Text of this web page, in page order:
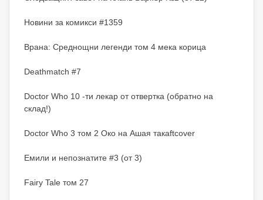
Новини за комикси #1359
Врана: Среднощни легенди том 4 мека корица
Deathmatch #7
Doctor Who 10 -ти лекар от отвертка (обратно на
склад!)
Doctor Who 3 том 2 Око на Ашая такаftcover
Емили и непознатите #3 (от 3)
Fairy Tale том 27